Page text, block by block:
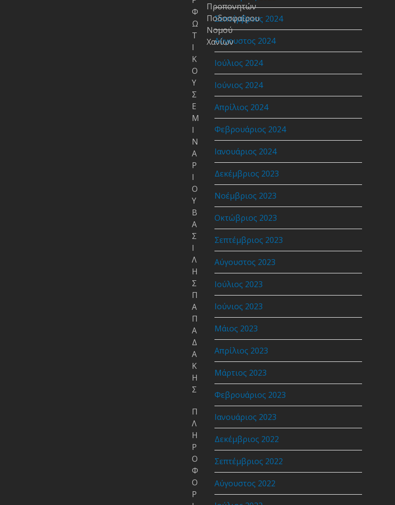
Σεπτέμβριος 2024
Αύγουστος 2024
Ιούλιος 2024
Ιούνιος 2024
Απρίλιος 2024
Φεβρουάριος 2024
Ιανουάριος 2024
Δεκέμβριος 2023
Νοέμβριος 2023
Οκτώβριος 2023
Σεπτέμβριος 2023
Αύγουστος 2023
Ιούλιος 2023
Ιούνιος 2023
Μάιος 2023
Απρίλιος 2023
Μάρτιος 2023
Φεβρουάριος 2023
Ιανουάριος 2023
Δεκέμβριος 2022
Σεπτέμβριος 2022
Αύγουστος 2022
Φ
Ω
Τ
Ι
Κ
Ο
Υ
Σ
Ε
Μ
Ι
Ν
Α
Ρ
Ι
Ο
Υ
Β
Α
Σ
Ι
Λ
Η
Σ
Π
Α
Π
Α
Δ
Α
Κ
Η
Σ
Π
Λ
Η
Ρ
Ο
Φ
Ο
Ρ
Προπονητών
Ποδοσφαίρου
Νομού
Χανίων